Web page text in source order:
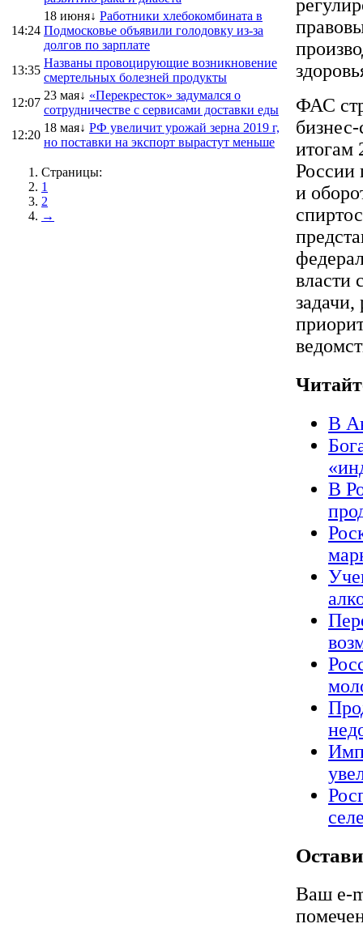
14:24
18 июня↓ Работники хлебокомбината в
Подмосковье объявили голодовку из-за
долгов по зарплате
13:35
Названы провоцирующие возникновение
смертельных болезней продукты
12:07
23 мая↓ «Перекресток» задумался о
сотрудничестве с сервисами доставки еды
12:20
18 мая↓ РФ увеличит урожай зерна 2019 г,
но поставки на экспорт вырастут меньше
Страницы:
1
2
→
ФАС
итогам
России
и
власти
В
В
Ваш e-